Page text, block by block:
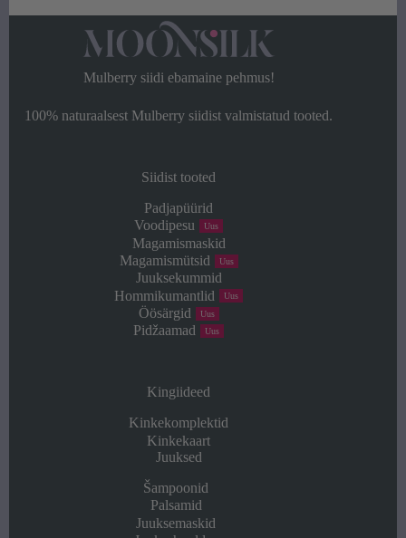
Mulberry siidi ebamaine pehmus!
100% naturaalsest Mulberry siidist valmistatud tooted.
Siidist tooted
Padjapüürid
Voodipesu
Uus
Magamismaskid
Magamismütsid
Uus
Juuksekummid
Hommikumantlid
Uus
Öösärgid Uus
Pidžaamad Uus
Kingiideed
Kinkekomplektid
Kinkekaart
Juuksed
Šampoonid
Palsamid
Juuksemaskid